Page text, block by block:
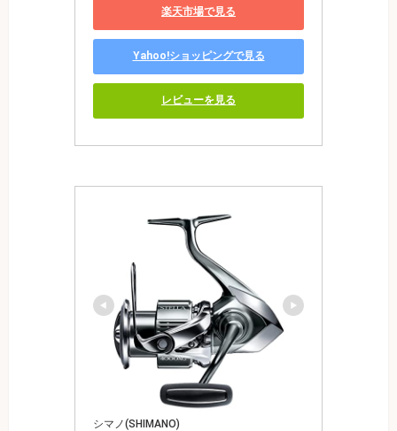
楽天市場で見る
Yahoo!ショッピングで見る
レビューを見る
シマノ(SHIMANO)